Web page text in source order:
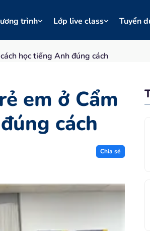
trình Lớp live class Tuyển
học tiếng Anh đúng cách
em ở Cẩm
cách
Chia sẻ